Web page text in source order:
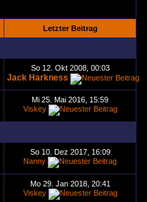
Letzter Beitrag
So 12. Okt 2008, 00:03
Jack Harkness
Mi 25. Mai 2016, 15:59
Viskey
So 10. Dez 2017, 16:09
Nanny
Mo 29. Jan 2018, 20:41
Viskey